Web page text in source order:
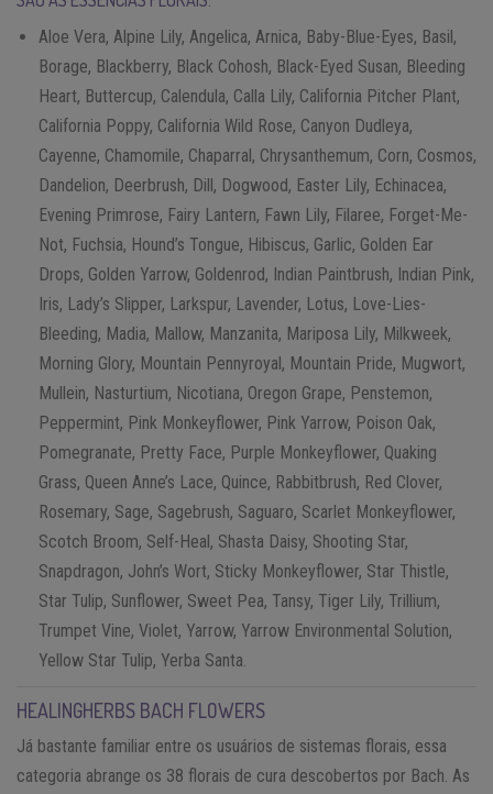
Aloe Vera, Alpine Lily, Angelica, Arnica, Baby-Blue-Eyes, Basil,
Borage, Blackberry, Black Cohosh, Black-Eyed Susan, Bleeding
Heart, Buttercup, Calendula, Calla Lily, California Pitcher Plant,
California Poppy, California Wild Rose, Canyon Dudleya,
Cayenne, Chamomile, Chaparral, Chrysanthemum, Corn, Cosmos,
Dandelion, Deerbrush, Dill, Dogwood, Easter Lily, Echinacea,
Evening Primrose, Fairy Lantern, Fawn Lily, Filaree, Forget-Me-
Not, Fuchsia, Hound’s Tongue, Hibiscus, Garlic, Golden Ear
Drops, Golden Yarrow, Goldenrod, Indian Paintbrush, Indian Pink,
Iris, Lady’s Slipper, Larkspur, Lavender, Lotus, Love-Lies-
Bleeding, Madia, Mallow, Manzanita, Mariposa Lily, Milkweek,
Morning Glory, Mountain Pennyroyal, Mountain Pride, Mugwort,
Mullein, Nasturtium, Nicotiana, Oregon Grape, Penstemon,
Peppermint, Pink Monkeyflower, Pink Yarrow, Poison Oak,
Pomegranate, Pretty Face, Purple Monkeyflower, Quaking
Grass, Queen Anne’s Lace, Quince, Rabbitbrush, Red Clover,
Rosemary, Sage, Sagebrush, Saguaro, Scarlet Monkeyflower,
Scotch Broom, Self-Heal, Shasta Daisy, Shooting Star,
Snapdragon, John’s Wort, Sticky Monkeyflower, Star Thistle,
Star Tulip, Sunflower, Sweet Pea, Tansy, Tiger Lily, Trillium,
Trumpet Vine, Violet, Yarrow, Yarrow Environmental Solution,
Yellow Star Tulip, Yerba Santa.
HEALINGHERBS BACH FLOWERS
Já bastante familiar entre os usuários de sistemas florais, essa
categoria abrange os 38 florais de cura descobertos por Bach. As